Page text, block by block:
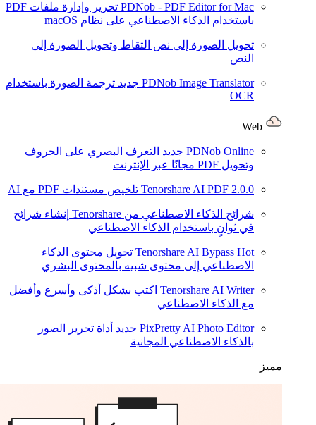
PDNob - PDF Editor for Mac
تحرير وإدارة ملفات PDF
باستخدام الذكاء الاصطناعي على نظام macOS
تحويل الصورة إلى نص التقاط وتحويل الصورة إلى
النص
PDNob Image Translator جديد ترجمة الصورة باستخدام
OCR
PDNob Online جديد التعرف البصري على الحروف
وتحويل PDF مجانًا عبر الإنترنت
Tenorshare AI PDF 2.0.0 تلخيص مستندات PDF مع AI
شرائح الذكاء الاصطناعي من Tenorshare
إنشاء شرائح
في ثوانٍ باستخدام الذكاء الاصطناعي
Tenorshare AI Bypass Hot
تحويل محتوى الذكاء
الاصطناعي إلى محتوى شبيه بالمحتوى البشري
Tenorshare AI Writer اكتب بشكل أذكى وأسرع وأفضل
مع الذكاء الاصطناعي
PixPretty AI Photo Editor جديد أداة تحرير الصور
بالذكاء الاصطناعي المجانية
مميز